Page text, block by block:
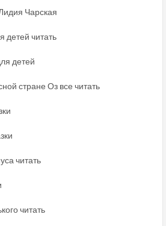
Чарская
детей читать
детей
стране Оз все читать
читать
читать